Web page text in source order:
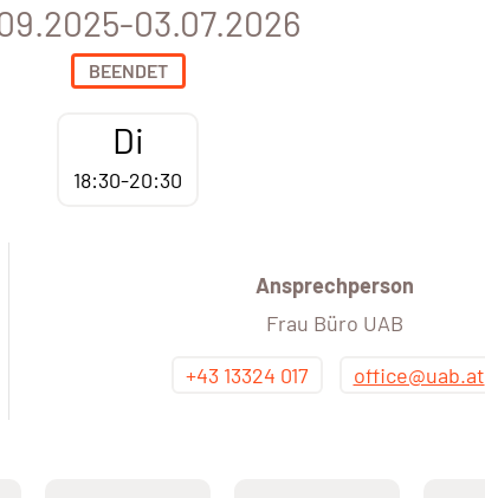
03.07.2026
BEENDET
Di
18:30-20:30
Ansprechperson
Frau Büro UAB
+43 13324 017
office@uab.at